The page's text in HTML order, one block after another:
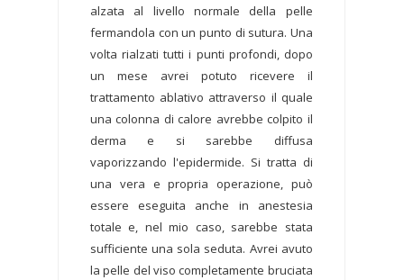
alzata al livello normale della pelle
fermandola con un punto di sutura. Una
volta rialzati tutti i punti profondi, dopo
un mese avrei potuto ricevere il
trattamento ablativo attraverso il quale
una colonna di calore avrebbe colpito il
derma e si sarebbe diffusa
vaporizzando l'epidermide. Si tratta di
una vera e propria operazione, può
essere eseguita anche in anestesia
totale e, nel mio caso, sarebbe stata
sufficiente una sola seduta. Avrei avuto
la pelle del viso completamente bruciata